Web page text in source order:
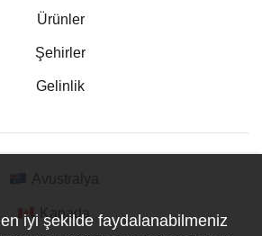
Ürünler
Şehirler
Gelinlik
Kanada
iyi şekilde faydalanabilmeniz